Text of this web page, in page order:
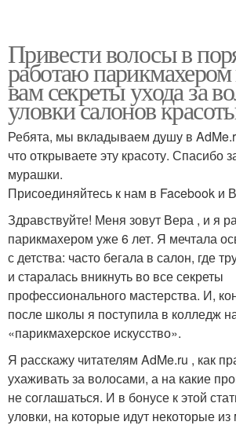
Привести волосы в
работаю
вам секреты ухода за
уловки салонов
Ребята, мы вкладываем душу в
что открываете эту красоту. Спасибо
мурашки.
Присоединяйтесь к нам в Facebook и
Здравствуйте! Меня зовут Вера , и я
парикмахером уже 6 лет. Я мечтала
с детства: часто бегала в салон, где
и старалась вникнуть во все секреты
профессионального мастерства. И,
после школы я поступила в колледж
«парикмахерское искусство».
Я расскажу читателям AdMe.ru , как
ухаживать за волосами, а на какие
не соглашаться. И в бонусе к этой
уловки, на которые идут некоторые из